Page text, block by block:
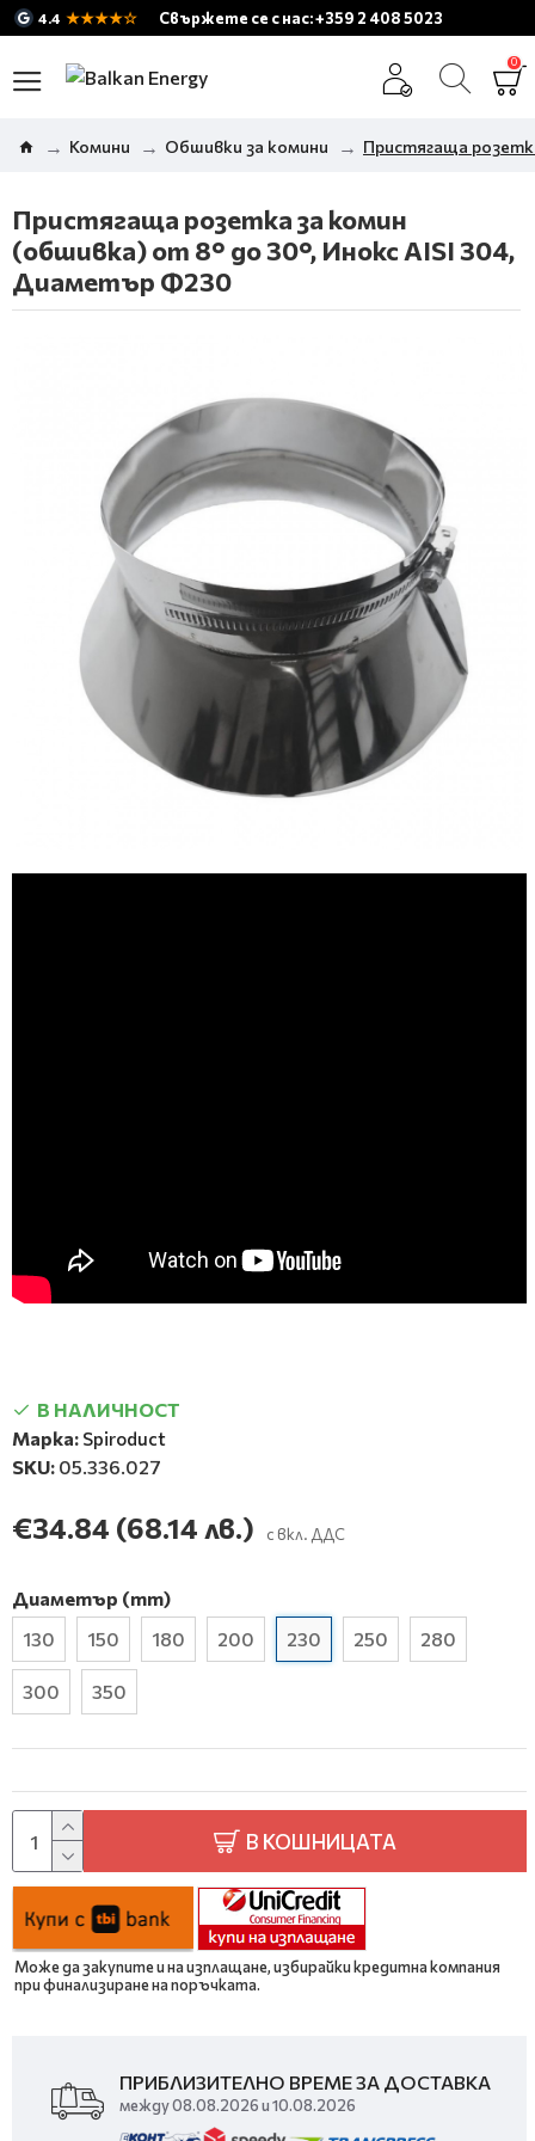
4.4 ★★★★☆ Свържете се с нас: +359 2 408 5023
0
Комини Обшивки за комини Пристягаща
Пристягаща розетка за комин
(обшивка) от 8° до 30°, Инокс AISI 304,
Диаметър Ф230
В НАЛИЧНОСТ
Марка: Spiroduct
SKU: 05.336.027
€34.84 (68.14 лв.) с вкл. ДДС
Диаметър (mm)
130
150 180 200 230 250 280
300 350
В КОШНИЦАТА
Може да закупите и на изплащане, избирайки кредитна компания
при финализиране на поръчката.
ПРИБЛИЗИТЕЛНО ВРЕМЕ ЗА ДОСТАВКА
между 08.08.2026 и 10.08.2026